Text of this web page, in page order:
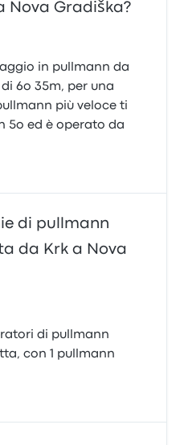
Nova Gradiška?
in pullmann da
6o 35m, per una
più veloce ti
5o ed è operato da
di pullmann
da Krk a Nova
di pullmann
con 1 pullmann